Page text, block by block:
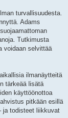
turvallisuudesta.
Adams
Tutkimusta
voidaan selvittää
ilmanäytteitä
tärkeää lisätä
käyttöönottoa
pitkään esillä
ja todisteet liikkuvat